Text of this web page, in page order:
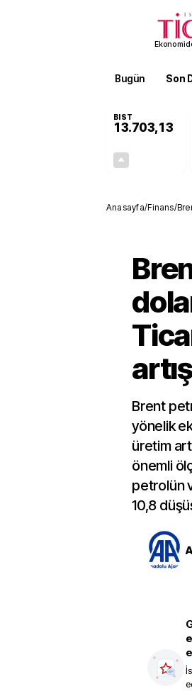
Bugün Son
BIST
13.703,13
Anasayfa/Finans/
Brent
yönelik
üretim
önemli
petrolün
10,8